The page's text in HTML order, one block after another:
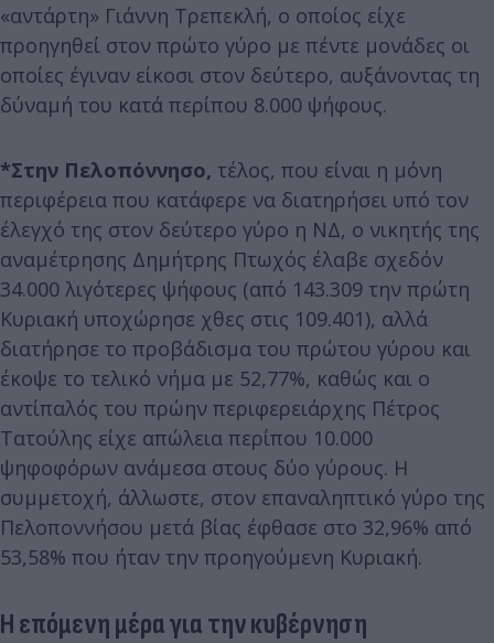
«αντάρτη» Γιάννη Τρεπεκλή, ο οποίος είχε
προηγηθεί στον πρώτο γύρο με πέντε μονάδες οι
οποίες έγιναν είκοσι στον δεύτερο, αυξάνοντας τη
δύναμή του κατά περίπου 8.000 ψήφους.
*Στην Πελοπόννησο, τέλος, που είναι η μόνη
περιφέρεια που κατάφερε να διατηρήσει υπό τον
έλεγχό της στον δεύτερο γύρο η ΝΔ, ο νικητής της
αναμέτρησης Δημήτρης Πτωχός έλαβε σχεδόν
34.000 λιγότερες ψήφους (από 143.309 την πρώτη
Κυριακή υποχώρησε χθες στις 109.401), αλλά
διατήρησε το προβάδισμα του πρώτου γύρου και
έκοψε το τελικό νήμα με 52,77%, καθώς και ο
αντίπαλός του πρώην περιφερειάρχης Πέτρος
Τατούλης είχε απώλεια περίπου 10.000
ψηφοφόρων ανάμεσα στους δύο γύρους. Η
συμμετοχή, άλλωστε, στον επαναληπτικό γύρο της
Πελοποννήσου μετά βίας έφθασε στο 32,96% από
53,58% που ήταν την προηγούμενη Κυριακή.
Η επόμενη μέρα για την κυβέρνηση